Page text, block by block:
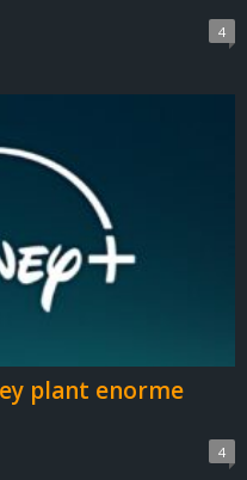
4
plant enorme
4